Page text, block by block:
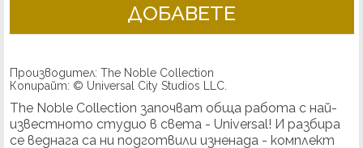
ДОБАВЕТЕ
Производител: The Noble Collection
Копирайт: © Universal City Studios LLC.
The Noble Collection започват обща работа с най-
известното студио в света - Universal! И разбира
се веднага са ни подготвили изненада - комплект